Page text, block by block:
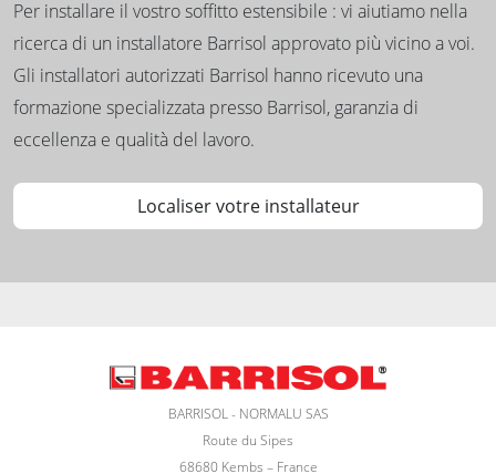
Per installare il vostro soffitto estensibile : vi aiutiamo nella
ricerca di un installatore Barrisol approvato più vicino a voi.
Gli installatori autorizzati Barrisol hanno ricevuto una
formazione specializzata presso Barrisol, garanzia di
eccellenza e qualità del lavoro.
Localiser votre installateur
BARRISOL - NORMALU SAS
Route du Sipes
68680 Kembs – France